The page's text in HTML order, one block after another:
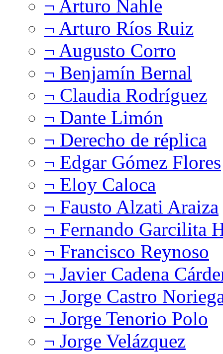
¬ Arturo Nahle
¬ Arturo Ríos Ruiz
¬ Augusto Corro
¬ Benjamín Bernal
¬ Claudia Rodríguez
¬ Dante Limón
¬ Derecho de réplica
¬ Edgar Gómez Flores
¬ Eloy Caloca
¬ Fausto Alzati Araiza
¬ Fernando Garcilita
¬ Francisco Reynoso
¬ Javier Cadena
¬ Jorge Castro
¬ Jorge Tenorio Polo
¬ Jorge Velázquez